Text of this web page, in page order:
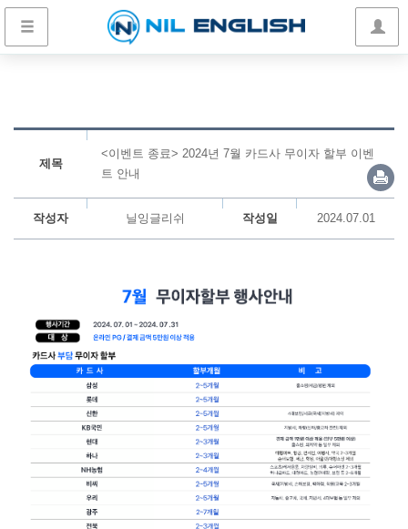
제목
<이벤트 종료> 2024년 7월 카드사 무이자 할부 이벤
트 안내
작성자 닐잉글리쉬 작성일 2024.07.01